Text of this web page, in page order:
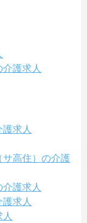
護求人
求人
高住）の介護
護求人
求人